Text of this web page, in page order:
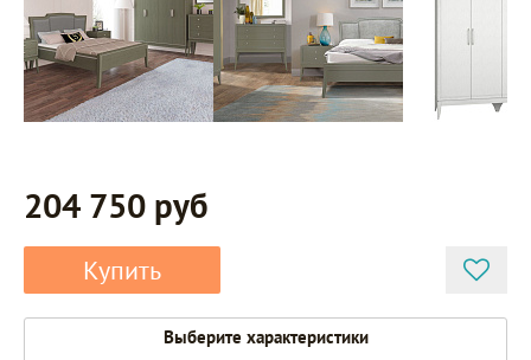
204 750 руб
Купить
Выберите характеристики